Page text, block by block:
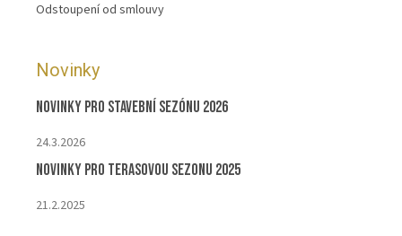
Odstoupení od smlouvy
Novinky
Novinky pro stavební sezónu 2026
24.3.2026
Novinky pro terasovou sezonu 2025
21.2.2025